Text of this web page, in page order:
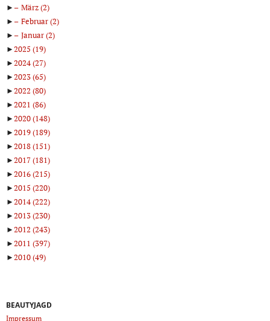
►
März(2)
►
Februar(2)
►
Januar(2)
►2025 (19)
►2024(27)
►2023(65)
►2022 (80)
►2021 (86)
►2020(148)
►2019(189)
►2018(151)
►2017(181)
►2016(215)
►2015 (220)
►2014(222)
►2013(230)
►2012 (243)
►2011 (397)
►2010(49)
BEAUTYJAGD
Impressum